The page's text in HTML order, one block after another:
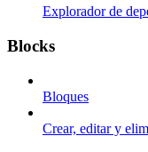
Explorador de
Blocks
Bloques
Crear, editar y